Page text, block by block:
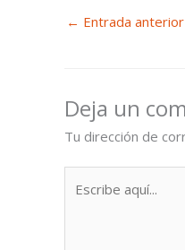
← Entrada anterior
Deja un
Tu dirección de
aquí...